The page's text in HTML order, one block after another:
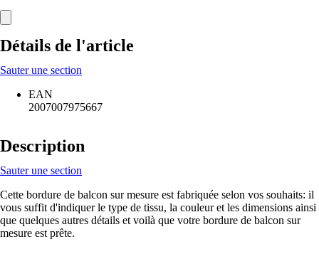
Détails de l'article
Sauter une section
EAN
2007007975667
Description
Sauter une section
Cette bordure de balcon sur mesure est fabriquée selon vos souhaits: il
vous suffit d'indiquer le type de tissu, la couleur et les dimensions ainsi
que quelques autres détails et voilà que votre bordure de balcon sur
mesure est prête.